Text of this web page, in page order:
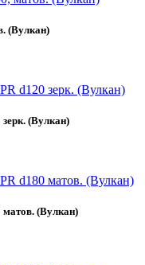
(Вулкан)
(Вулкан)
матов. (Вулкан)